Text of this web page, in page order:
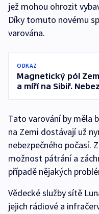
jež mohou ohrozit
Díky tomuto novému
varována.
ODKAZ
Magnetický pól
a míří na Sibiř.
Tato varování by měla
na Zemi dostávají už
nebezpečného počasí.
možnost pátrání a
případě nějakých
Vědecké služby sítě
jejich rádiové a